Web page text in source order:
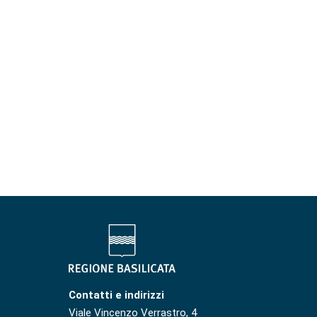
Contatti e indirizzi
Viale Vincenzo Verrastro, 4